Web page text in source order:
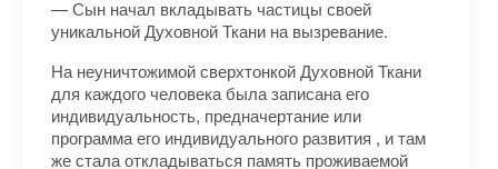
— Сын начал вкладывать частицы своей
уникальной Духовной Ткани на вызревание.
На неуничтожимой сверхтонкой Духовной Ткани
для каждого человека была записана его
индивидуальность, предначертание или
программа его индивидуального развития , и там
же стала откладываться память проживаемой